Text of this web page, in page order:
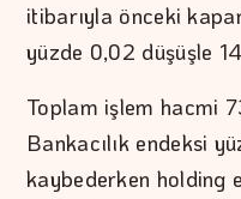
itibarıyla önceki
yüzde 0,02 düşüşle
Toplam işlem hacmi
Bankacılık endeksi
kaybederken holding